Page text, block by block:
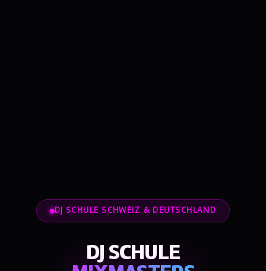
DJ SCHULE SCHWEIZ & DEUTSCHLAND
DJ SCHULE